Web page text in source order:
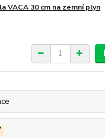
VACA 30 cm na zemní plyn